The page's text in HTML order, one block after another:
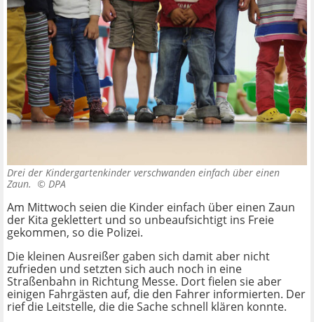
Drei der Kindergartenkinder verschwanden einfach über einen
Zaun. © DPA
Am Mittwoch seien die Kinder einfach über einen Zaun
der Kita geklettert und so unbeaufsichtigt ins Freie
gekommen, so die Polizei.
Die kleinen Ausreißer gaben sich damit aber nicht
zufrieden und setzten sich auch noch in eine
Straßenbahn in Richtung Messe. Dort fielen sie aber
einigen Fahrgästen auf, die den Fahrer informierten. Der
rief die Leitstelle, die die Sache schnell klären konnte.